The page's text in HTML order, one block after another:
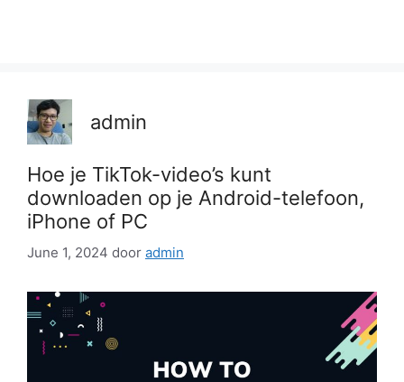
admin
Hoe je TikTok-video’s kunt
downloaden op je Android-telefoon,
iPhone of PC
June 1, 2024 door admin